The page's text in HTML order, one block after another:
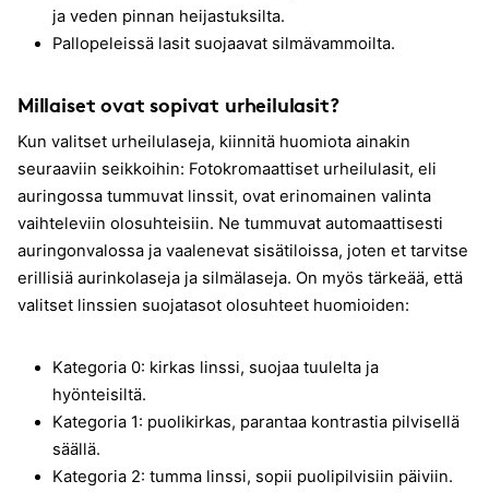
ja veden pinnan heijastuksilta.
Pallopeleissä lasit suojaavat silmävammoilta.
Millaiset ovat sopivat urheilulasit?
Kun valitset urheilulaseja, kiinnitä huomiota ainakin
seuraaviin seikkoihin: Fotokromaattiset urheilulasit, eli
auringossa tummuvat linssit, ovat erinomainen valinta
vaihteleviin olosuhteisiin. Ne tummuvat automaattisesti
auringonvalossa ja vaalenevat sisätiloissa, joten et tarvitse
erillisiä aurinkolaseja ja silmälaseja. On myös tärkeää, että
valitset linssien suojatasot olosuhteet huomioiden:
Kategoria 0: kirkas linssi, suojaa tuulelta ja
hyönteisiltä.
Kategoria 1: puolikirkas, parantaa kontrastia pilvisellä
säällä.
Kategoria 2: tumma linssi, sopii puolipilvisiin päiviin.